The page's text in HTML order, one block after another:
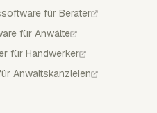
für Berater
für Anwälte
für Handwerker
Anwaltskanzleien